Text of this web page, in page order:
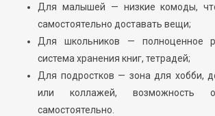
Для малышей — низкие комоды,
самостоятельно доставать вещи;
Для школьников — полноценное
система хранения книг, тетрадей;
Для подростков — зона для хобби,
или коллажей, возможность
самостоятельно.